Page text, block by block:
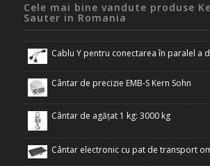
Cele mai bine vandute produse
Sauter in Romania
Cablu Y pentru conectarea în paralel a două dispozitive terminale
Cântar de precizie EMB-S Kern Sohn
Cântar de agățat 1 kg: 3000 kg
Cântar electronic cu pat de transport